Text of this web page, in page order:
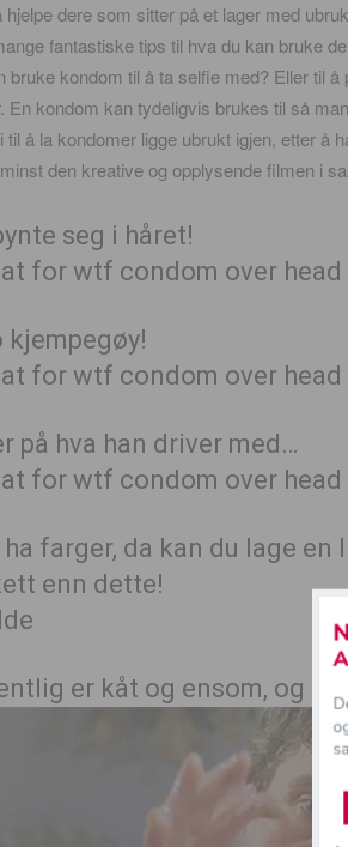
hjelpe dere som sitter på et lager med
fantastiske tips til hva du kan bruke
bruke kondom til å ta selfie med? Eller til
En kondom kan tydeligvis brukes til så
til å la kondomer ligge ubrukt igjen, etter å
den kreative og opplysende filmen i
seg i håret!
kjempegøy!
på hva han driver med…
farger, da kan du lage
enn dette!
er kåt og ensom, og